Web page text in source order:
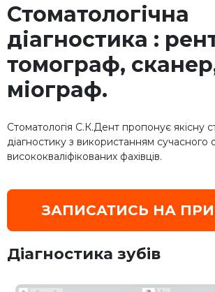
Стоматологічна
діагностика :
томограф,
міограф.
Стоматологія С.К.Дент пропонує якісну
діагностику з використанням сучасного
висококваліфікованих фахівців.
ЗАПИСАТИСЬ НА
Діагностика зубів